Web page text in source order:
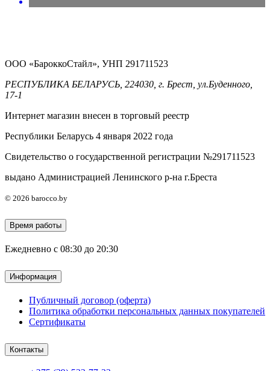
ООО «БароккоСтайл», УНП 291711523
РЕСПУБЛИКА БЕЛАРУСЬ, 224030, г. Брест, ул.Буденного,
17-1
Интернет магазин внесен в торговый реестр
Республики Беларусь 4 января 2022 года
Свидетельство о государственной регистрации №291711523
выдано Администрацией Ленинского р-на г.Бреста
© 2026 barocco.by
Время работы
Ежедневно с 08:30 до 20:30
Информация
Публичный договор (оферта)
Политика обработки персональных данных покупателей
Сертификаты
Контакты